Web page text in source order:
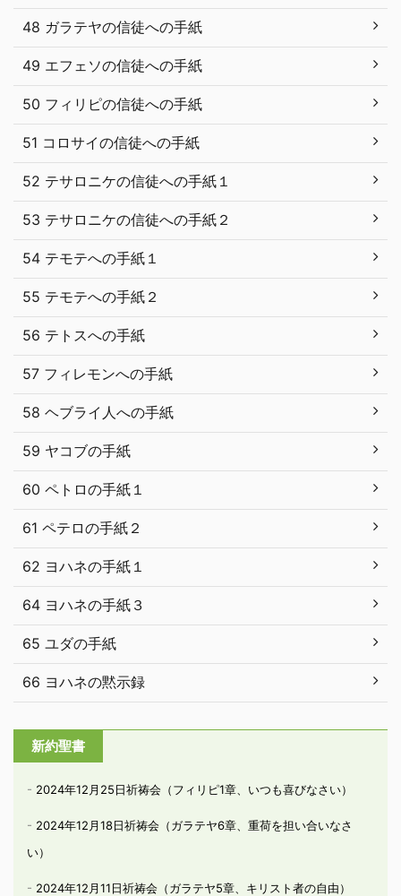
48 ガラテヤの信徒への手紙
49 エフェソの信徒への手紙
50 フィリピの信徒への手紙
51 コロサイの信徒への手紙
52 テサロニケの信徒への手紙１
53 テサロニケの信徒への手紙２
54 テモテへの手紙１
55 テモテへの手紙２
56 テトスへの手紙
57 フィレモンへの手紙
58 ヘブライ人への手紙
59 ヤコブの手紙
60 ペトロの手紙１
61 ペテロの手紙２
62 ヨハネの手紙１
64 ヨハネの手紙３
65 ユダの手紙
66 ヨハネの黙示録
新約聖書
2024年12月25日祈祷会（フィリピ1章、いつも喜びなさい）
2024年12月18日祈祷会（ガラテヤ6章、重荷を担い合いなさ
い）
2024年12月11日祈祷会（ガラテヤ5章、キリスト者の自由）